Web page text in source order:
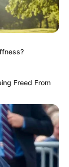
essa é a nossa
Antian.
Freed From